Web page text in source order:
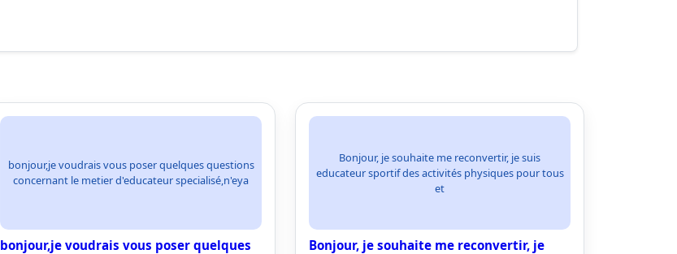
bonjour,je voudrais vous poser quelques questions
concernant le metier d'educateur specialisé,n'eya
bonjour,je voudrais vous poser quelques
Bonjour, je souhaite me reconvertir, je suis
educateur sportif des activités physiques pour tous
et
Bonjour, je souhaite me reconvertir, je